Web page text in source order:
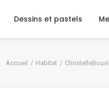
Dessins et pastels
Accueil Habitat